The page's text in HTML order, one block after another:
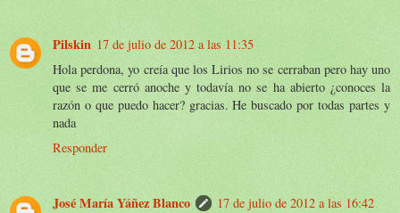
Pilskin 17 de julio de 2012 a las 11:35
Hola perdona, yo creía que los Lirios no se cerraban pero hay uno
que se me cerró anoche y todavía no se ha abierto ¿conoces la
razón o que puedo hacer? gracias. He buscado por todas partes y
nada
Responder
José María Yáñez Blanco
17 de julio de 2012 a las 16:42